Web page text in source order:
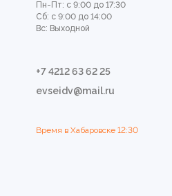
Пн-Пт: с 9:00 до 17:30
Сб: с 9:00 до 14:00
Вс: Выходной
+7 4212 63 62 25
evseidv@mail.ru
Время в Хабаровске 12:30